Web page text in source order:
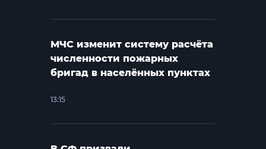
МЧС изменит систему расчёта
численности пожарных
бригад в населённых пунктах
13:15